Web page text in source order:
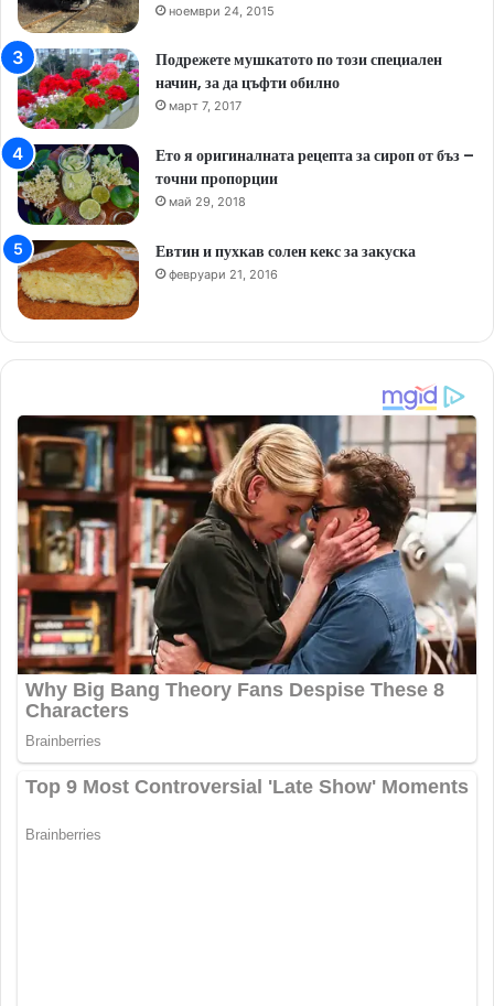
ноември 24, 2015
Подрежете мушкатото по този специален
начин, за да цъфти обилно
март 7, 2017
Ето я оригиналната рецепта за сироп от бъз –
точни пропорции
май 29, 2018
Евтин и пухкав солен кекс за закуска
февруари 21, 2016